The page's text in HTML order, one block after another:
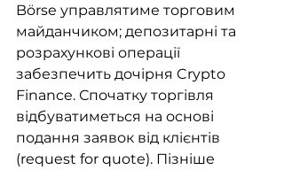
Börse управлятиме торговим
майданчиком; депозитарні та
розрахункові операції
забезпечить дочірня Crypto
Finance. Спочатку торгівля
відбуватиметься на основі
подання заявок від клієнтів
(request for quote). Пізніше